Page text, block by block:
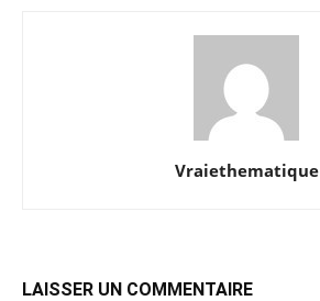
Vraiethematique
LAISSER UN COMMENTAIRE